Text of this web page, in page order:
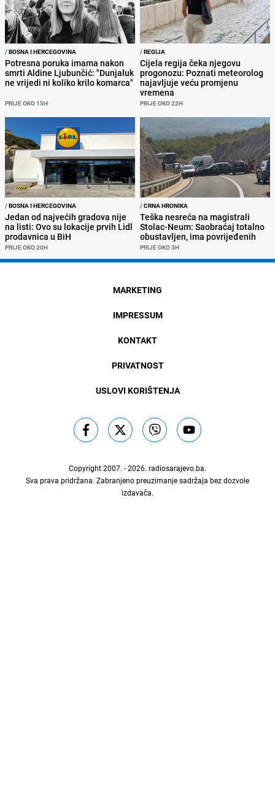
/BOSNA I HERCEGOVINA
Potresna poruka imama nakon
smrti Aldine Ljubunčić: "Dunjaluk
ne vrijedi ni koliko krilo komarca"
PRIJE OKO 15H
/REGIJA
Cijela regija čeka njegovu
progonozu: Poznati meteorolog
najavljuje veću promjenu
vremena
PRIJE OKO 22H
/BOSNA I HERCEGOVINA
Jedan od najvećih gradova nije
na listi: Ovo su lokacije prvih Lidl
prodavnica u BiH
PRIJE OKO 20H
/CRNA HRONIKA
Teška nesreća na magistrali
Stolac-Neum: Saobraćaj totalno
obustavljen, ima povrijeđenih
PRIJE OKO 3H
MARKETING
IMPRESSUM
KONTAKT
PRIVATNOST
USLOVI KORIŠTENJA
Copyright 2007. - 2026. radiosarajevo.ba.
Sva prava pridržana. Zabranjeno preuzimanje sadržaja bez dozvole
izdavača.